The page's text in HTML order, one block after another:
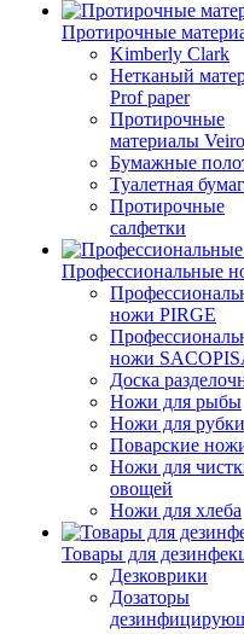
Протирочные
Kimberly Clark
Нетканый
Prof paper
Протирочные
материалы Veiro
Бумажные
Туалетная
Протирочные
салфетки
Профессиональные
ножи PIRGE
ножи
Доска
Ножи для рыбы
Ножи для рубки
Поварские
Ножи для
овощей
Ножи для хлеба
Товары для
Дезковрики
Дозаторы